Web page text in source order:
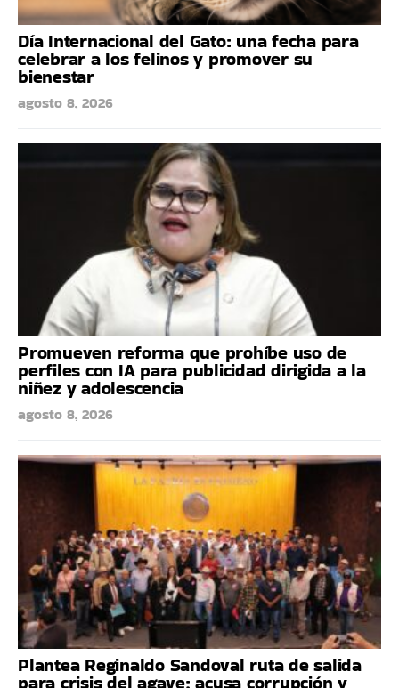
Día Internacional del Gato: una fecha para
celebrar a los felinos y promover su
bienestar
agosto 8, 2026
Promueven reforma que prohíbe uso de
perfiles con IA para publicidad dirigida a la
niñez y adolescencia
agosto 8, 2026
Plantea Reginaldo Sandoval ruta de salida
para crisis del agave; acusa corrupción y